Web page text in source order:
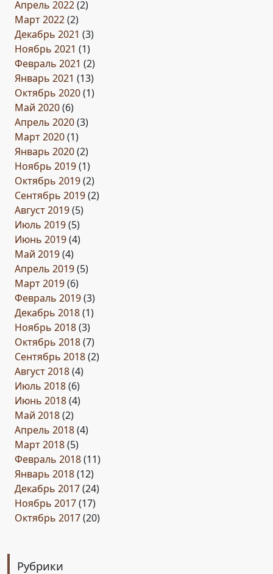
Апрель 2022(2)
Март 2022(2)
Декабрь 2021 (3)
Ноябрь 2021 (1)
Февраль 2021 (2)
Январь 2021 (13)
Октябрь 2020(1)
Май 2020(6)
Апрель 2020(3)
Март 2020(1)
Январь 2020(2)
Ноябрь 2019(1)
Октябрь 2019(2)
Сентябрь 2019(2)
Август 2019(5)
Июль 2019(5)
Июнь 2019(4)
Май 2019(4)
Апрель 2019(5)
Март 2019(6)
Февраль 2019(3)
Декабрь 2018(1)
Ноябрь 2018(3)
Октябрь 2018(7)
Сентябрь 2018(2)
Август 2018(4)
Июль 2018(6)
Июнь 2018(4)
Май 2018(2)
Апрель 2018(4)
Март 2018(5)
Февраль 2018(11)
Январь 2018(12)
Декабрь 2017(24)
Ноябрь 2017(17)
Октябрь 2017(20)
Рубрики